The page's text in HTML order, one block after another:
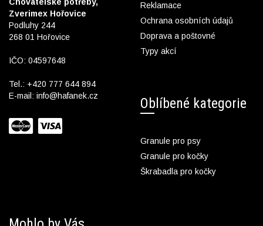
Zverimex Hořovice
Podluhy 244
268 01 Hořovice
IČO: 04597648
Tel.: +420 777 644 894
E-mail: info@hafanek.cz
Reklamace
Ochrana osobních údajů
Doprava a poštovné
Typy akcí
Oblíbené kategorie
Granule pro psy
Granule pro kočky
Škrabadla pro kočky